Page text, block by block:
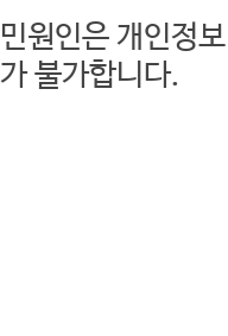
민원인은 개인정
가 불가합니다.